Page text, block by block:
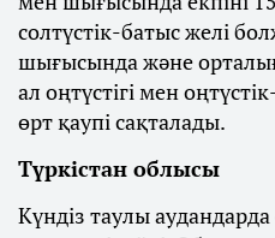
солтүстік-батыс желі
шығысында және
ал оңтүстігі мен
өрт қаупі сақталады.
Түркістан облысы
Күндіз таулы